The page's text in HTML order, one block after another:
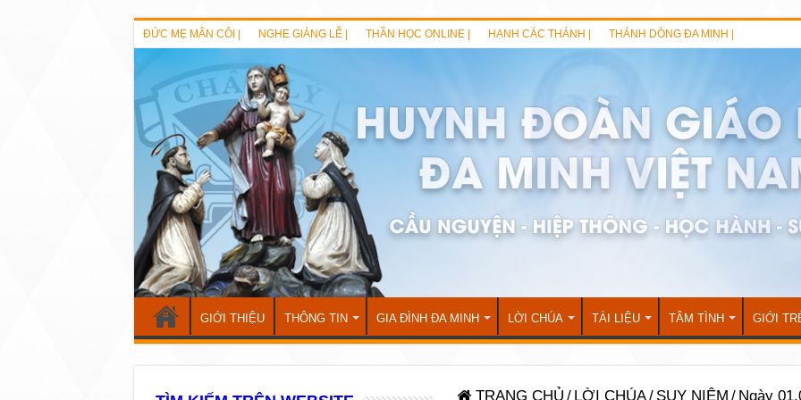
ĐỨC MẸ MÂN CÔI | NGHE GIẢNG LỄ | THẦN HỌC ONLINE | HẠNH CÁC THÁNH | THÁNH DÒNG ĐA MINH |
GIỚI THIỆU THÔNG TIN GIA ĐÌNH ĐA MINH LỜI CHÚA TÀI LIỆU TÂM TÌNH GIỚI
TRANG CHỦ / LỜI CHÚA/ SUY NIỆM / Ngày